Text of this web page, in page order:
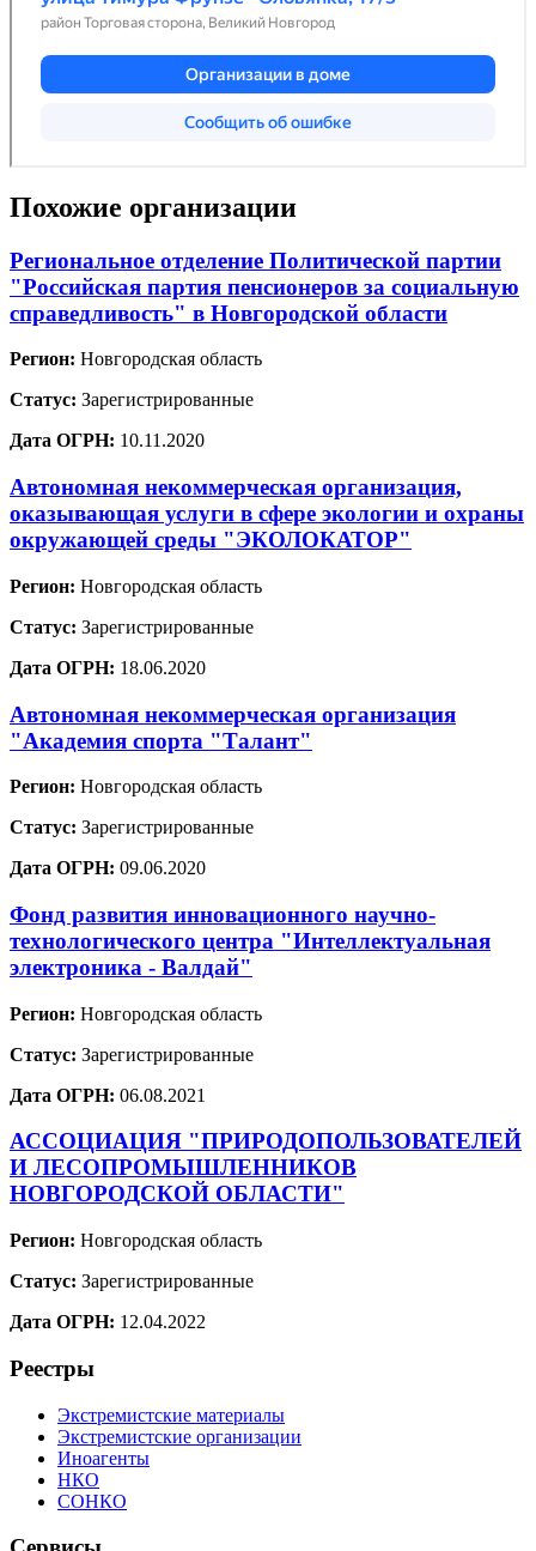
Похожие организации
Региональное отделение Политической партии
"Российская партия пенсионеров за социальную
справедливость" в Новгородской области
Регион: Новгородская область
Статус: Зарегистрированные
Дата ОГРН: 10.11.2020
Автономная некоммерческая организация,
оказывающая услуги в сфере экологии и охраны
окружающей среды "ЭКОЛОКАТОР"
Регион: Новгородская область
Статус: Зарегистрированные
Дата ОГРН: 18.06.2020
Автономная некоммерческая организация
"Академия спорта "Талант"
Регион: Новгородская область
Статус: Зарегистрированные
Дата ОГРН: 09.06.2020
Фонд развития инновационного научно-
технологического центра "Интеллектуальная
электроника - Валдай"
Регион: Новгородская область
Статус: Зарегистрированные
Дата ОГРН: 06.08.2021
АССОЦИАЦИЯ "ПРИРОДОПОЛЬЗОВАТЕЛЕЙ
И ЛЕСОПРОМЫШЛЕННИКОВ
НОВГОРОДСКОЙ ОБЛАСТИ"
Регион: Новгородская область
Статус: Зарегистрированные
Дата ОГРН: 12.04.2022
Реестры
Экстремистские материалы
Экстремистские организации
Иноагенты
НКО
СОНКО